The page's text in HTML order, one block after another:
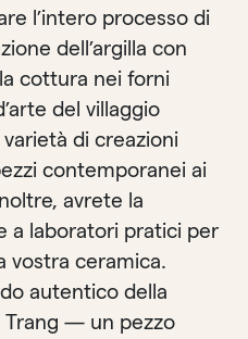
l’intero processo di
dell’argilla con
cottura nei forni
del villaggio
di creazioni
contemporanei ai
avrete la
a laboratori pratici per
vostra ceramica.
autentico della
Trang — un pezzo